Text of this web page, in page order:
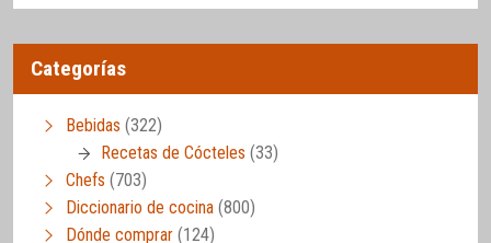
Categorías
Bebidas (322)
Recetas de Cócteles (33)
Chefs (703)
Diccionario de cocina (800)
Dónde comprar (124)